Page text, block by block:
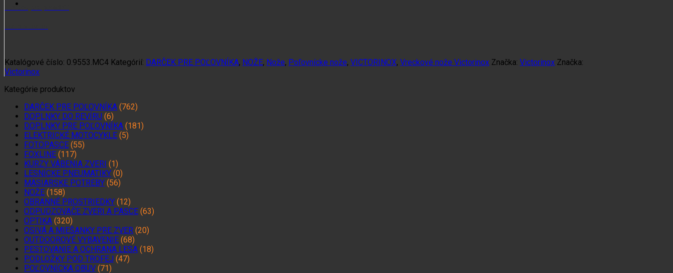
RangerGrip
61
Potrebujete poradiť?
Katalógové číslo: 0.9553.MC4 Kategórií: DARČEK PRE POĽOVNÍKA, NOŽE, Nože, Poľovnícke nože, VICTORINOX, Vreckové nože Victorinox Značka: Victorinox Značka:
Victorinox
Kategórie produktov
DARČEK PRE POĽOVNÍKA (762)
DOPLNKY DO REVÍRU (6)
DOPLNKY PRE POĽOVNÍKA (181)
ELEKTRICKÉ MOTOCYKLE (5)
FOTOPASCE (55)
FOXLINE (117)
KURZY VÁBENIA ZVERI (1)
LESNÍCKE PNEUMATIKY (0)
MÄSIARSKE POTREBY (56)
NOŽE (158)
OBRANNÉ PROSTRIEDKY (12)
ODPUDZOVAČE ZVERI A PASCE (63)
OPTIKA (320)
OSIVÁ A MIEŠANKY PRE ZVER (20)
OUTDOOROVÉ VYBAVENIE (68)
PESTOVANIE A OCHRANA LESA (18)
PODLOŽKY POD TROFEJ (47)
POĽOVNÍCKA OBUV (71)